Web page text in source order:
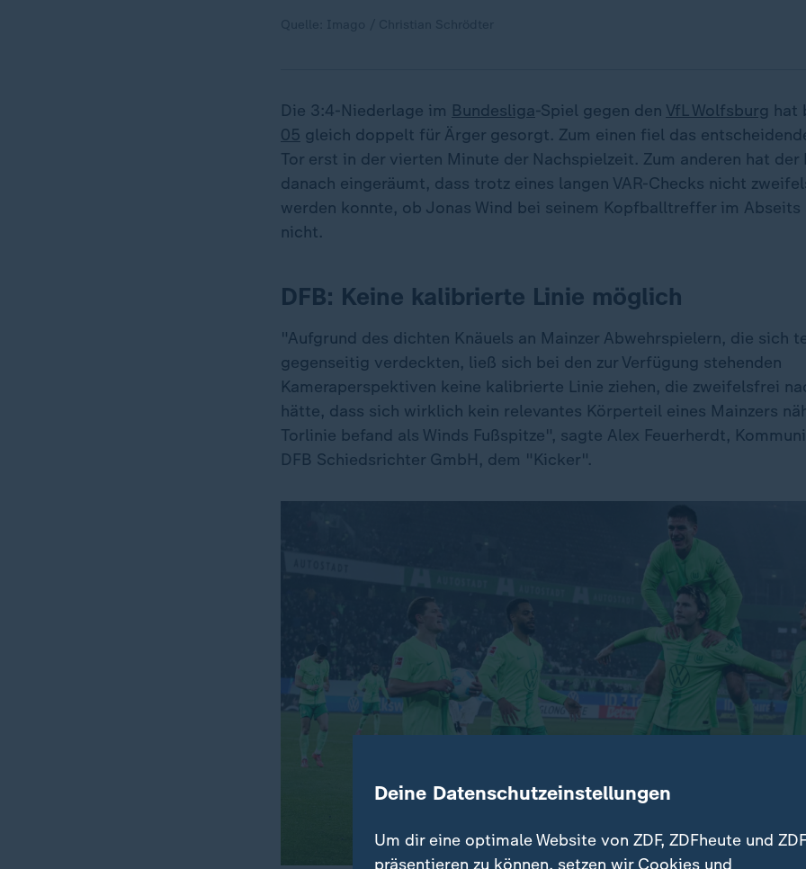
Die 3:4-Niederlage im Bundesliga-Spiel gegen den VfL Wolfsburg hat
05 gleich doppelt für Ärger gesorgt. Zum einen fiel das
Tor erst in der vierten Minute der Nachspielzeit. Zum anderen hat der
danach eingeräumt, dass trotz eines langen VAR-Checks nicht
werden konnte, ob Jonas Wind bei seinem Kopfballtreffer im Abseits
nicht.
DFB: Keine kalibrierte Linie möglich
"Aufgrund des dichten Knäuels an Mainzer Abwehrspielern, die sich
gegenseitig verdeckten, ließ sich bei den zur Verfügung stehenden
Kameraperspektiven keine kalibrierte Linie ziehen, die zweifelsfrei
hätte, dass sich wirklich kein relevantes Körperteil eines Mainzers
Torlinie befand als Winds Fußspitze", sagte Alex Feuerherdt,
DFB Schiedsrichter GmbH, dem "Kicker".
Deine Datenschutzeinstellungen
Um dir eine optimale Website von ZDF, ZDFheute und
präsentieren zu können, setzen wir Cookies und